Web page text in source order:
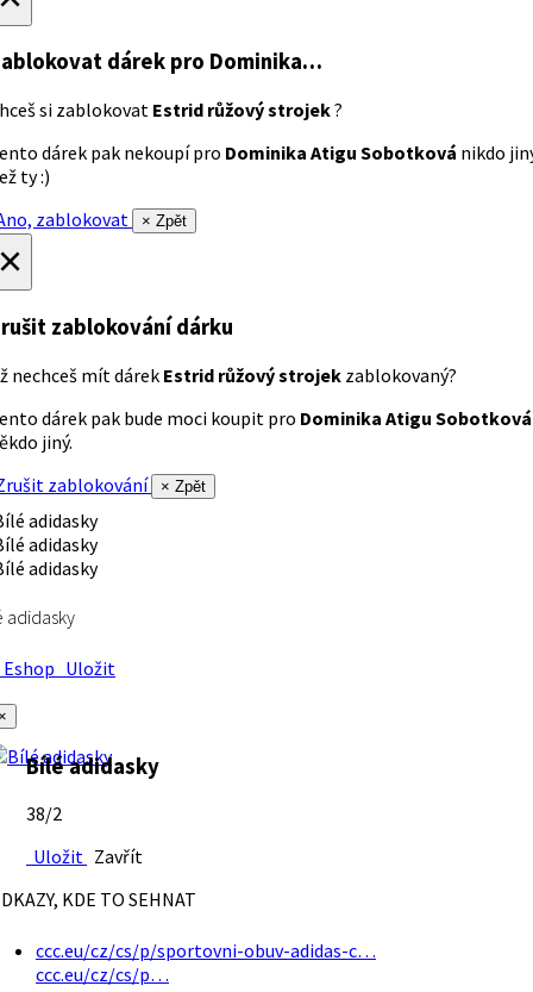
dárek pro Dominika…
si zablokovat Estrid růžový strojek?
dárek pak nekoupí pro Dominika Atigu Sobotková nikdo
ty :)
zablokovat
× Zpět
zablokování dárku
nechceš mít dárek Estrid růžový strojek zablokovaný?
dárek pak bude moci koupit pro Dominika Atigu Sobotková
jiný.
zablokování
× Zpět
adidasky
Uložit
Bílé adidasky
38/2
Uložit Zavřít
KDE TO SEHNAT
ccc.eu/cz/cs/p/sportovni-obuv-adidas-c…
ccc.eu/cz/cs/p…